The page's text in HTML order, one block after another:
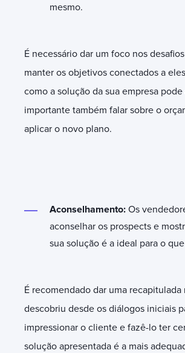
mesmo.
É necessário dar um foco nos
manter os objetivos conectados a
como a solução da sua empresa
importante também falar sobre o
aplicar o novo plano.
Aconselhamento: Os
aconselhar os prospects e
sua solução é a ideal para o
É recomendado dar uma recapitulada
descobriu desde os diálogos iniciais
impressionar o cliente e fazê-lo ter
solução apresentada é a mais